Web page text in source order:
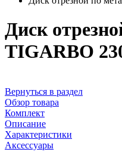
Диск
TIGARBO
Вернуться в раздел
Обзор товара
Комплект
Описание
Характеристики
Аксессуары